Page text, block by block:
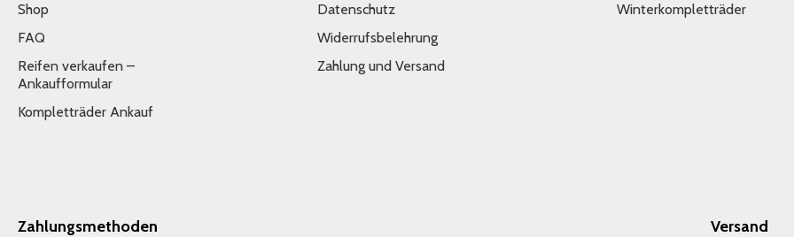
Shop
FAQ
Reifen verkaufen –
Ankaufformular
Kompletträder Ankauf
Datenschutz
Widerrufsbelehrung
Zahlung und Versand
Winterkompletträder
Zahlungsmethoden Versand